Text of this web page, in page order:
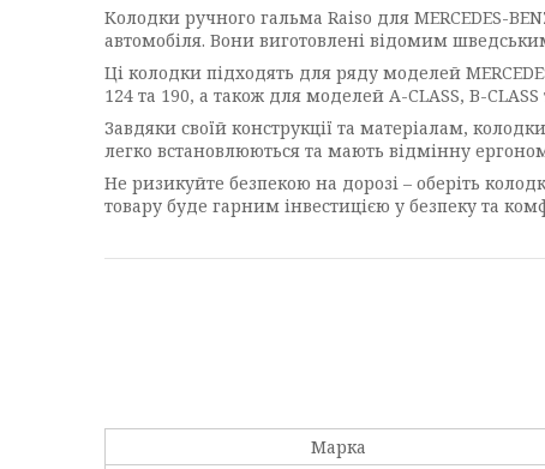
Колодки ручного гальма Raiso для MERCEDES-
автомобіля. Вони виготовлені відомим
Ці колодки підходять для ряду моделей
124 та 190, а також для моделей A-CLASS, B-CLASS
Завдяки своїй конструкції та матеріалам,
легко встановлюються та мають відмінну
Не ризикуйте безпекою на дорозі – оберіть
товару буде гарним інвестицією у безпеку та
Марка